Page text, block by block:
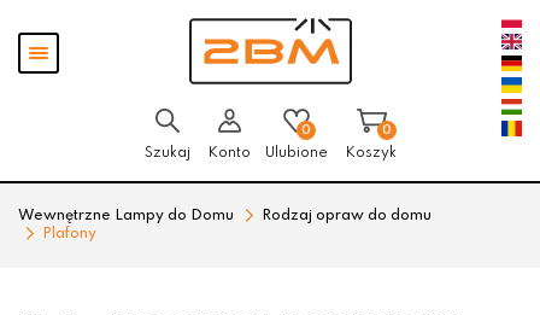
Pokaż
menu
Szukaj Konto
0
Ulubione
0
Koszyk
Wewnętrzne Lampy do Domu
Rodzaj opraw do domu
Plafony